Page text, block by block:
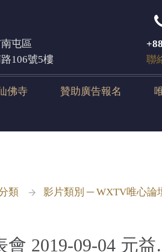
屯區
106號5樓
聯
佛寺 贊助廣告報名
類 影片類別 ─ WXTV唯心論
2019-09-04 元